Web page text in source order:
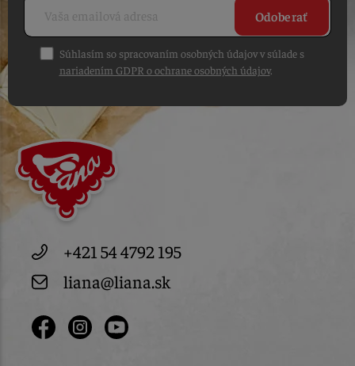
Odoberať
Súhlasím so spracovaním osobných údajov v súlade s
nariadením GDPR o ochrane osobných údajov.
+421 54 4792 195
liana@liana.sk